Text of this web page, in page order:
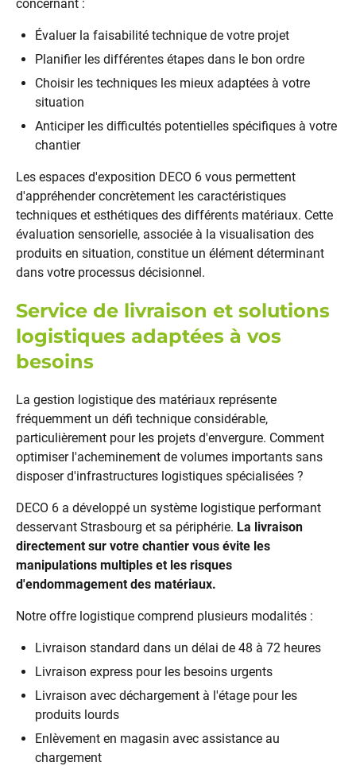
concernant :
Évaluer la faisabilité technique de votre projet
Planifier les différentes étapes dans le bon ordre
Choisir les techniques les mieux adaptées à votre
situation
Anticiper les difficultés potentielles spécifiques à votre
chantier
Les espaces d'exposition DECO 6 vous permettent
d'appréhender concrètement les caractéristiques
techniques et esthétiques des différents matériaux. Cette
évaluation sensorielle, associée à la visualisation des
produits en situation, constitue un élément déterminant
dans votre processus décisionnel.
Service de livraison et solutions
logistiques adaptées à vos
besoins
La gestion logistique des matériaux représente
fréquemment un défi technique considérable,
particulièrement pour les projets d'envergure. Comment
optimiser l'acheminement de volumes importants sans
disposer d'infrastructures logistiques spécialisées ?
DECO 6 a développé un système logistique performant
desservant Strasbourg et sa périphérie. La livraison
directement sur votre chantier vous évite les
manipulations multiples et les risques
d'endommagement des matériaux.
Notre offre logistique comprend plusieurs modalités :
Livraison standard dans un délai de 48 à 72 heures
Livraison express pour les besoins urgents
Livraison avec déchargement à l'étage pour les
produits lourds
Enlèvement en magasin avec assistance au
chargement